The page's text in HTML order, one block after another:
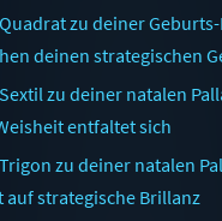
zu deiner
deinen strategischen
zu deiner natalen
entfaltet sich
zu deiner natalen
strategische Brillanz